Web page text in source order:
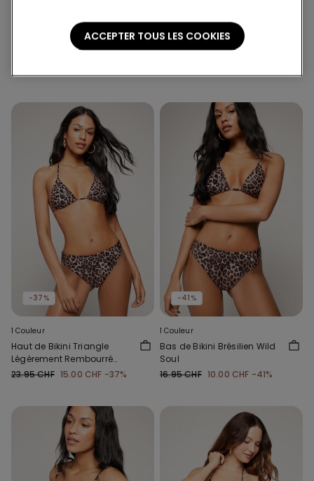
Haut de Bikini Triangle
Bikini Brésilien Safari Luxe
-37%
1 Couleur
Haut de Bikini Triangle
Légèrement Rembourré
Wild Soul
23.95 CHF 15.00 CHF -37%
-41%
1 Couleur
Bas de Bikini Brésilien Wild
Soul
16.95 CHF 10.00 CHF -41%
ACCEPTER TOUS LES COOKIES